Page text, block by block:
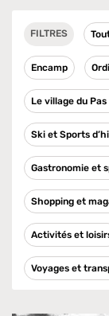
FILTRES
Encamp
Le village du Pas
Ski et Sports
Gastronomie et
Shopping et
Activités et
Voyages et